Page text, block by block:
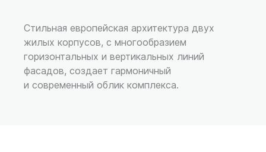
Стильная европейская архитектура двух
жилых корпусов, с многообразием
горизонтальных и вертикальных линий
фасадов, создает гармоничный
и современный облик комплекса.